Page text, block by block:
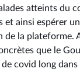
atteints du
ainsi espérer
de la plateforme.
que le
covid long